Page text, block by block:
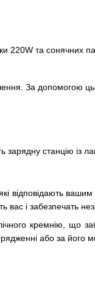
та сонячних
За допомогою
зарядну станцію із
відповідають
і забезпечать
кремнію, що
або за його